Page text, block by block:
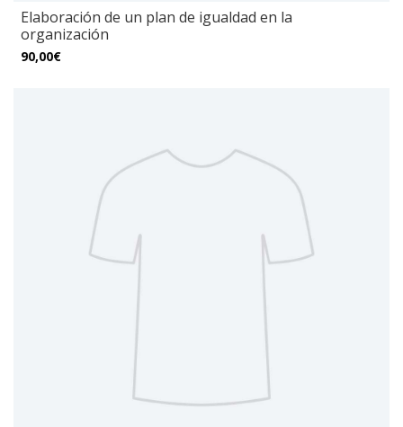
Elaboración de un plan de igualdad en la
organización
90,00€